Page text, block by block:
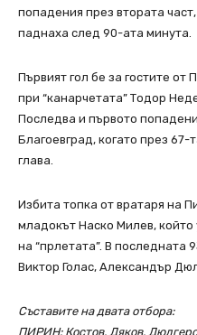
попадения през втората
паднаха след 90-ата минута.
Първият гол бе за гостите от
при “канарчетата” Тодор
Последва и първото
Благоевград, когато през
глава.
Избита топка от вратаря на
младокът Наско Милев, който
на “прлетата”. В последната
Виктор Голас, Александър
Съставите на двата отбора:
ПИРИН: Костов, Дяков,